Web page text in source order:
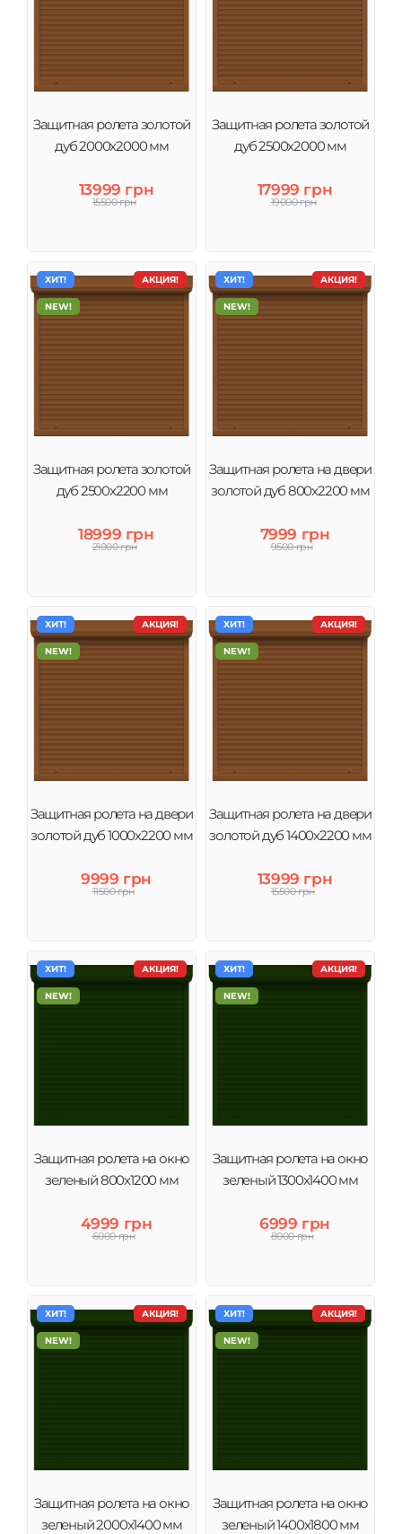
Защитная ролета золотой
дуб 2000х2000 мм
13999 грн
15500 грн
Защитная ролета золотой
дуб 2500х2000 мм
17999 грн
19000 грн
АКЦИЯ!
ХИТ!
NEW!
Защитная ролета золотой
дуб 2500х2200 мм
18999 грн
21000 грн
АКЦИЯ!
ХИТ!
NEW!
Защитная ролета на двери
золотой дуб 800х2200 мм
7999 грн
9500 грн
АКЦИЯ!
ХИТ!
NEW!
Защитная ролета на двери
золотой дуб 1000х2200 мм
9999 грн
11500 грн
АКЦИЯ!
ХИТ!
NEW!
Защитная ролета на двери
золотой дуб 1400х2200 мм
13999 грн
15500 грн
АКЦИЯ!
ХИТ!
NEW!
Защитная ролета на окно
зеленый 800х1200 мм
4999 грн
6000 грн
АКЦИЯ!
ХИТ!
NEW!
Защитная ролета на окно
зеленый 1300х1400 мм
6999 грн
8000 грн
АКЦИЯ!
ХИТ!
NEW!
Защитная ролета на окно
зеленый 2000х1400 мм
АКЦИЯ!
ХИТ!
NEW!
Защитная ролета на окно
зеленый 1400х1800 мм